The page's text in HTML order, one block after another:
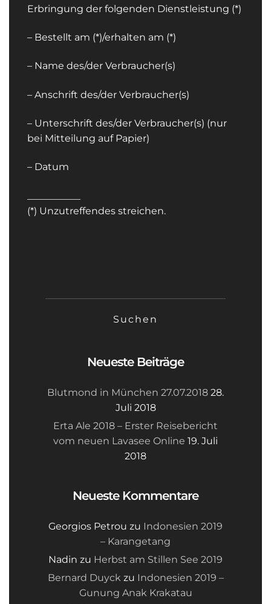
Erbringung der folgenden Dienstleistung (*)
– Bestellt am (*)/erhalten am (*)
– Name des/der Verbraucher(s)
– Anschrift des/der Verbraucher(s)
– Unterschrift des/der Verbraucher(s) (nur
bei Mitteilung auf Papier)
– Datum
(*) Unzutreffendes streichen.
Neueste Beiträge
Blutmond in München 27.07.2018 28.
Juli 2018
Erta Ale 2018 – Erster Reisebericht
vom neuen Lavasee Online 19. Juli
2018
Neueste Kommentare
Georgios Petrou zu Indonesien 2019
– Karangetang
Nadin zu Herbst am Stillen See 2019
Bernard Duyckzu Indonesien 2019 –
Gunung Anak Krakatau